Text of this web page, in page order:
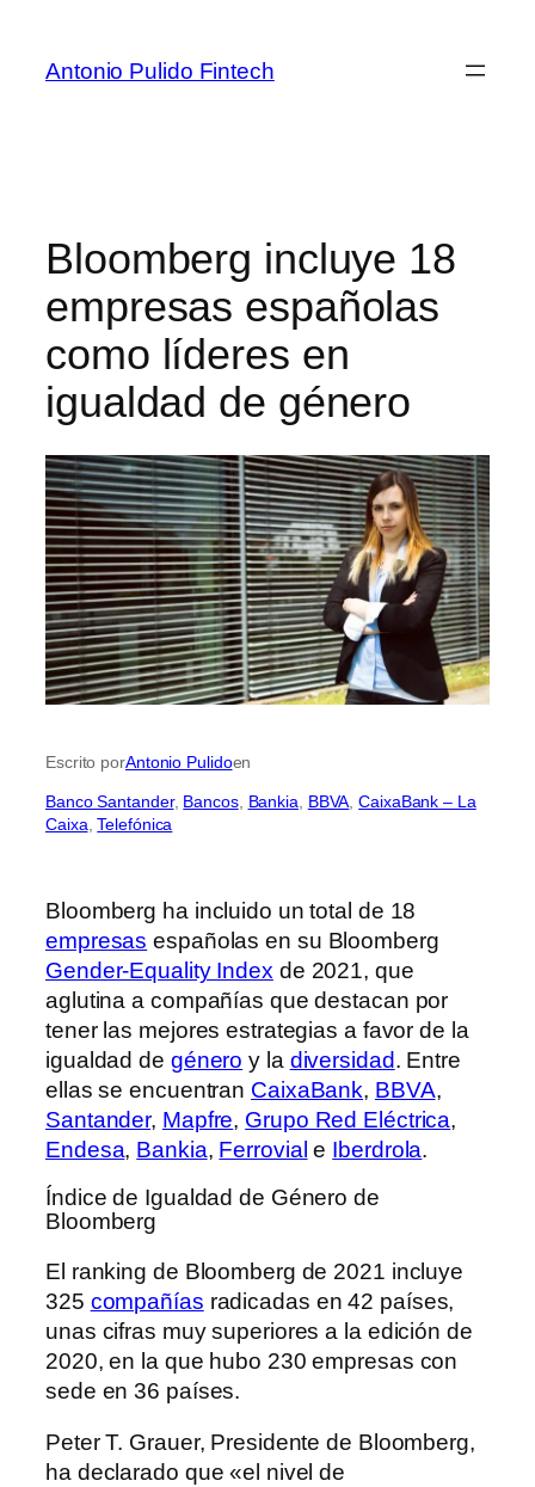
Antonio Pulido Fintech
Bloomberg incluye 18
empresas españolas
como líderes en
igualdad de género
Escrito porAntonio Pulidoen
Banco Santander, Bancos, Bankia BBVA , CaixaBank – La
Caixa , Telefónica
Bloomberg ha incluido un total de 18
empresas españolas en su Bloomberg
Gender-Equality Index de 2021, que
aglutina a compañías que destacan por
tener las mejores estrategias a favor de la
igualdad de género y la diversidad. Entre
ellas se encuentran CaixaBank, BBVA,
Santander, Mapfre, Grupo Red Eléctrica,
Endesa, Bankia, Ferrovial e Iberdrola.
Índice de Igualdad de Género de
Bloomberg
El ranking de Bloomberg de 2021 incluye
325 compañías radicadas en 42 países,
unas cifras muy superiores a la edición de
2020, en la que hubo 230 empresas con
sede en 36 países.
Peter T. Grauer, Presidente de Bloomberg,
ha declarado que «el nivel de